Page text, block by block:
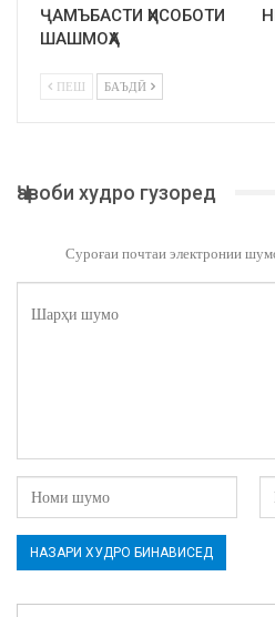
ҶАМЪБАСТИ ҲИСОБОТИ
ШАШМОҲА
ПЕШ БАЪДӢ
Ҷавоби худро гузоред
Суроғаи почтаи электронии